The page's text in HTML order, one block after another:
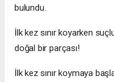
bulundu.
İlk kez sınır koyarken
doğal bir parçası!
İlk kez sınır koymaya